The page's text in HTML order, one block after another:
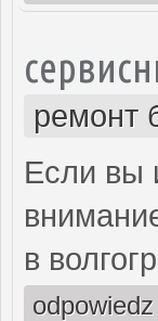
ремонт
Если вы
в
odpowiedz